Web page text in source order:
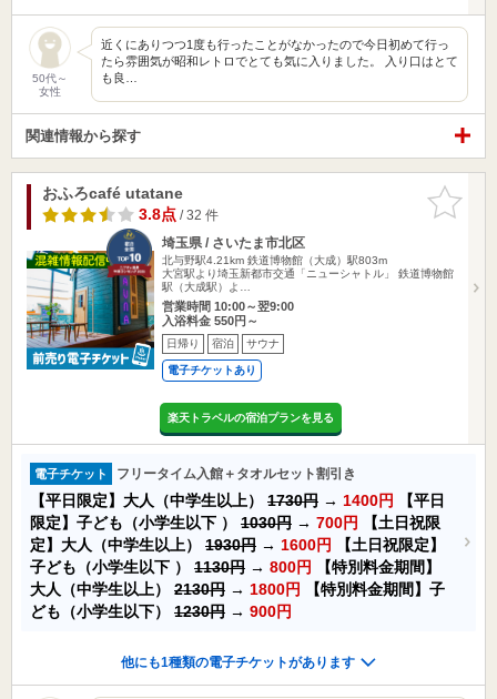
50代～
女性
近くにありつつ1度も行ったことがなかったので今日初めて行っ
たら雰囲気が昭和レトロでとても気に入りました。 入り口はとて
も良…
関連情報から探す
お気に入
りに追加
おふろcafé utatane
3.8点/ 32 件
埼玉県 / さいたま市北区
北与野駅4.21km 鉄道博物館（大成）駅803m
大宮駅より埼玉新都市交通「ニューシャトル」 鉄道博物館
駅（大成駅）よ…
営業時間 10:00～翌9:00
入浴料金 550円～
日帰り 宿泊 サウナ
電子チケットあり
楽天トラベルの宿泊プランを見る
電子チケット フリータイム入館＋タオルセット割引き
【平日限定】大人（中学生以上） 1730円 → 1400円
【平日
限定】子ども（小学生以下 ） 1030円 → 700円
【土日祝限
定】大人（中学生以上） 1930円 → 1600円
【土日祝限定】
子ども（小学生以下 ） 1130円 → 800円
【特別料金期間】
大人（中学生以上） 2130円 → 1800円
【特別料金期間】子
ども（小学生以下） 1230円 → 900円
他にも1種類の電子チケットがあります